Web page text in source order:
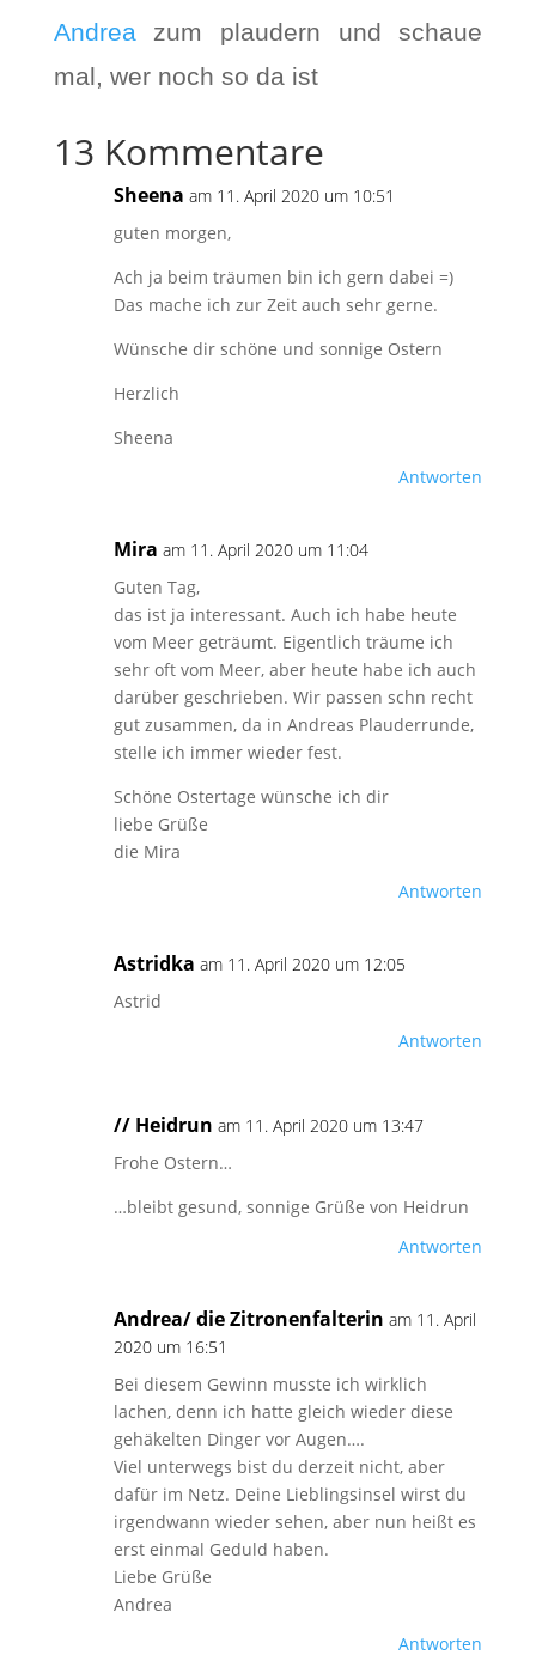
Andreazum plaudern und schaue
mal, wer noch so da ist
13 Kommentare
Sheena am 11. April 2020 um 10:51
guten morgen,
Ach ja beim träumen bin ich gern dabei =)
Das mache ich zur Zeit auch sehr gerne.
Wünsche dir schöne und sonnige Ostern
Herzlich
Sheena
Antworten
Mira am 11. April 2020 um 11:04
Guten Tag,
das ist ja interessant. Auch ich habe heute
vom Meer geträumt. Eigentlich träume ich
sehr oft vom Meer, aber heute habe ich auch
darüber geschrieben. Wir passen schn recht
gut zusammen, da in Andreas Plauderrunde,
stelle ich immer wieder fest.
Schöne Ostertage wünsche ich dir
liebe Grüße
die Mira
Antworten
Astridka am 11. April 2020 um 12:05
Astrid
Antworten
// Heidrun am 11. April 2020 um 13:47
Frohe Ostern…
…bleibt gesund, sonnige Grüße von Heidrun
Antworten
Andrea/ die Zitronenfalterin am 11. April
2020 um 16:51
Bei diesem Gewinn musste ich wirklich
lachen, denn ich hatte gleich wieder diese
gehäkelten Dinger vor Augen….
Viel unterwegs bist du derzeit nicht, aber
dafür im Netz. Deine Lieblingsinsel wirst du
irgendwann wieder sehen, aber nun heißt es
erst einmal Geduld haben.
Liebe Grüße
Andrea
Antworten